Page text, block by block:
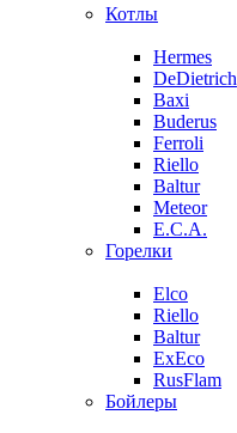
Котлы
Hermes
DeDietrich
Baxi
Buderus
Ferroli
Riello
Baltur
Meteor
E.C.A.
Горелки
Elco
Riello
Baltur
ExEco
RusFlam
Бойлеры